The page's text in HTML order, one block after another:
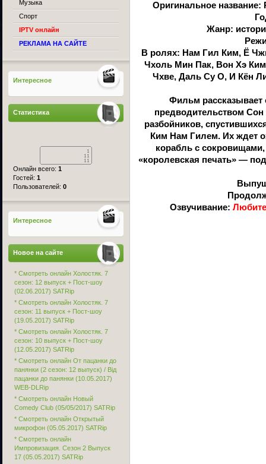
Оригинальное название:
Жанр:
В ролях: Нам Гил Ким, Ё
Чхоль Мин Пак, Вон Хэ
Чхве, Даль Су О, И Кён
Фильм рассказывает
предводительством
разбойников,
Ким Нам Гилем. Их ждет
корабль с
«королевская печать» —
Озвучивание:
Музыка
Спорт
IPTV онлайн
РЕКЛАМА НА САЙТЕ
Интересное
Статистика
Онлайн всего: 1
Гостей: 1
Пользователей: 0
Интересное
Новое на сайте
* Смотреть онлайн Холостяк. 7
сезон: 12 выпуск + Пост-шоу
(02.06.2017) SATRip
* Смотреть онлайн Холостяк. 7
сезон: 11 выпуск + Пост-шоу
(19.05.2017) SATRip
* Смотреть онлайн Холостяк. 7
сезон: 10 выпуск + Пост-шоу
(12.05.2017) SATRip
* Смотреть онлайн От пацанки до
панянки (2 сезон: 12 выпуск) / Від
пацанки до панянки (10.05.2017)
WEB-DLRip
* Смотреть онлайн Новый
Comedy Club (05/05/2017) SATRip
* Смотреть онлайн Открытый
микрофон (05.05.2017) SATRip
* Смотреть онлайн
Импровизация. Сезон 2 Выпуск
17 (05.05.2017) SATRip